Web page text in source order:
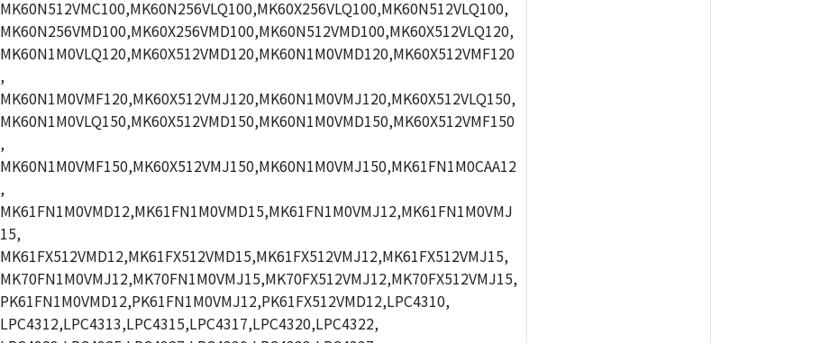
MK60N512VMC100,MK60N256VLQ100,MK60X256VLQ100,MK60N512VLQ100,
MK60N256VMD100,MK60X256VMD100,MK60N512VMD100,MK60X512VLQ120,
MK60N1M0VLQ120,MK60X512VMD120,MK60N1M0VMD120,MK60X512VMF120
,
MK60N1M0VMF120,MK60X512VMJ120,MK60N1M0VMJ120,MK60X512VLQ150,
MK60N1M0VLQ150,MK60X512VMD150,MK60N1M0VMD150,MK60X512VMF150
,
MK60N1M0VMF150,MK60X512VMJ150,MK60N1M0VMJ150,MK61FN1M0CAA12
,
MK61FN1M0VMD12,MK61FN1M0VMD15,MK61FN1M0VMJ12,MK61FN1M0VMJ
15,
MK61FX512VMD12,MK61FX512VMD15,MK61FX512VMJ12,MK61FX512VMJ15,
MK70FN1M0VMJ12,MK70FN1M0VMJ15,MK70FX512VMJ12,MK70FX512VMJ15,
PK61FN1M0VMD12,PK61FN1M0VMJ12,PK61FX512VMD12,LPC4310,
LPC4312,LPC4313,LPC4315,LPC4317,LPC4320,LPC4322,